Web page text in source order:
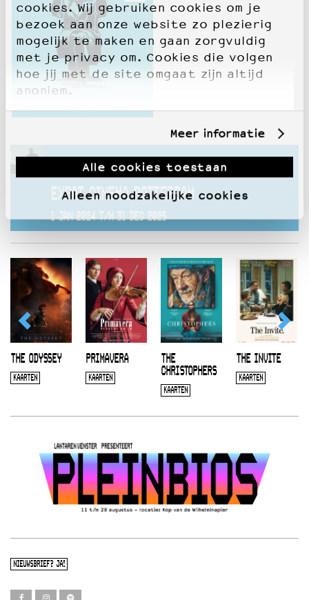
cookies. Wij gebruiken cookies om je
bezoek aan onze website zo plezierig
mogelijk te maken en gaan zorgvuldig
met je privacy om. Cookies die volgen
hoe jij met de site omgaat zijn altijd
anoniem.
Meer informatie
Alle cookies toestaan
Alleen noodzakelijke cookies
Deze voorstelling hoort bij
EXPAT CINEMA ROTTERDAM
1 JAN 2024 T/M 31 DEC 2025
THE ODYSSEY
KAARTEN
PRIMAVERA
KAARTEN
THE
CHRISTOPHERS
KAARTEN
THE INVITE
KAARTEN
NIEUWSBRIEF? JA!